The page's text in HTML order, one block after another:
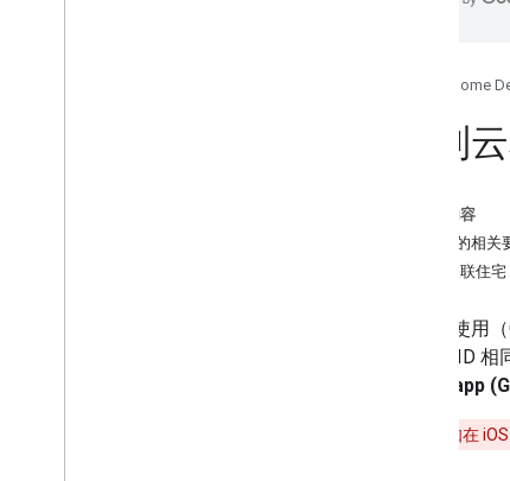
Google Home
云到
本页内容
SYNC 的相关
自动关联住宅
将当前使用（
使用的 ID
Home app
已知在